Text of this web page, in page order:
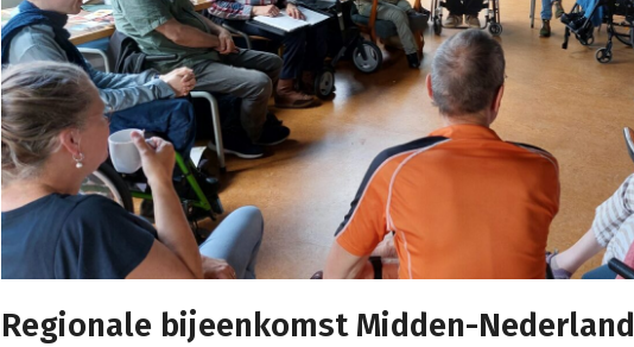
Regionale bijeenkomst Midden-Nederland